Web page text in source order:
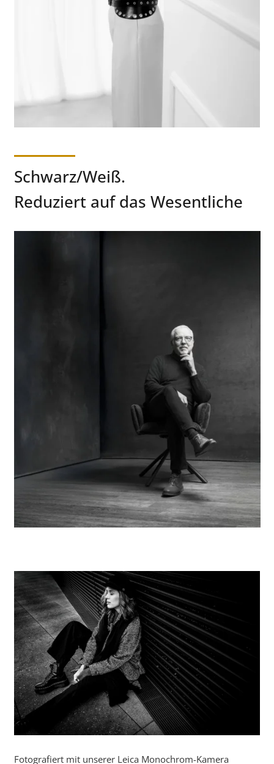
Schwarz/Weiß.
Reduziert auf das Wesentliche
Fotografiert mit unserer Leica Monochrom-Kamera